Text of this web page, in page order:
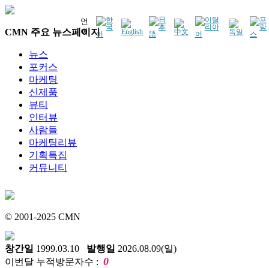
언
어
CMN 주요 뉴스페이지
뉴스
포커스
마케팅
신제품
뷰티
인터뷰
사람들
마케팅리뷰
기획특집
커뮤니티
© 2001-2025 CMN
창간일 1999.03.10 발행일 2026.08.09(일)
이번달 누적방문자수 : 0